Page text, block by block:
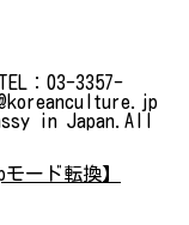
：03-3357-
in Japan.All
モード転換】